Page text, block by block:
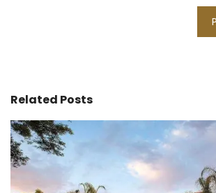
Related Posts